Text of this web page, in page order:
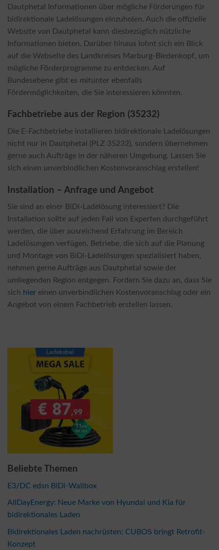
Dautphetal Informationen über mögliche Förderungen für
bidirektionale Ladelösungen einzuholen. Auch die offizielle
Website von Dautphetal kann diesbezüglich nützliche
Informationen bieten. Darüber hinaus lohnt sich ein Blick
auf die Webseite des Landkreises Marburg-Biedenkopf, um
mögliche Förderprogramme zu entdecken. Auf
Bundesebene gibt es mitunter ebenfalls
Fördermöglichkeiten, die Sie interessieren könnten.
Fachbetriebe aus der Region (35232)
Die E-Fachbetriebe installieren bidirektionale Ladelösungen
nicht nur in Dautphetal (PLZ 35232), sondern übernehmen
gerne auch Aufträge in der näheren Umgebung. Lassen Sie
sich einen unverbindlichen Kostenvoranschlag erstellen!
Installation – Anfrage und Angebot
Sie sind an einer BiDi-Ladelösung interessiert? Die
Installation sollte auf jeden Fall von Experten durchgeführt
werden, die über ausreichend Erfahrung im Bereich
Ladelösungen verfügen. Betriebe, die sich auf die Planung
und Montage von BiDi-Ladelösungen spezialisiert haben,
nehmen gerne Aufträge aus Dautphetal sowie der
umliegenden Region entgegen. Fordern Sie dazu an, dass Sie
sich hier einen unverbindlichen Kostenvoranschlag oder ein
Angebot von einem Fachbetrieb erstellen lassen.
Beliebte Themen
E3/DC edsn BiDi-Wallbox
AllDayEnergy: Neue Marke von Hyundai und Kia für
bidirektionales Laden
Bidirektionales Laden nachrüsten: CUBOS bringt Retrofit-
Konzept